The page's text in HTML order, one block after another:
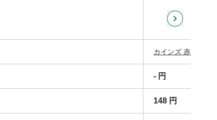
カインズ 赤レンガ
- 円
148 円